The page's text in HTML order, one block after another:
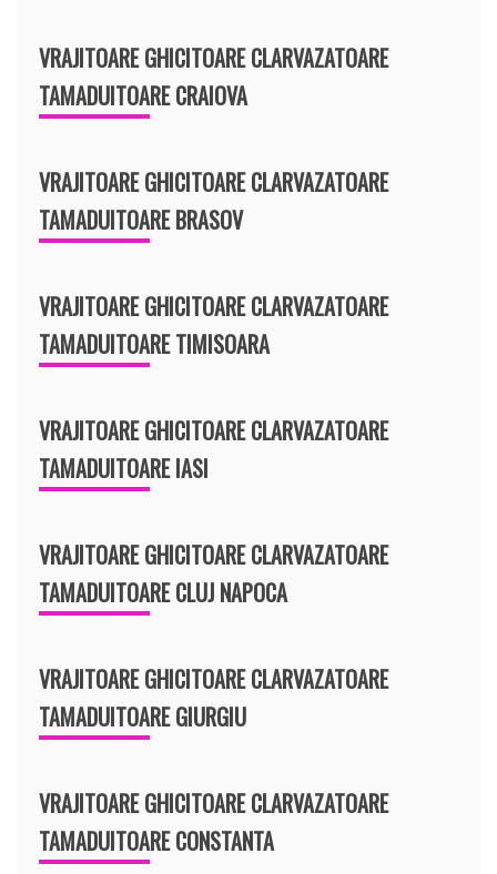
VRAJITOARE GHICITOARE CLARVAZATOARE
TAMADUITOARE CRAIOVA
VRAJITOARE GHICITOARE CLARVAZATOARE
TAMADUITOARE BRASOV
VRAJITOARE GHICITOARE CLARVAZATOARE
TAMADUITOARE TIMISOARA
VRAJITOARE GHICITOARE CLARVAZATOARE
TAMADUITOARE IASI
VRAJITOARE GHICITOARE CLARVAZATOARE
TAMADUITOARE CLUJ NAPOCA
VRAJITOARE GHICITOARE CLARVAZATOARE
TAMADUITOARE GIURGIU
VRAJITOARE GHICITOARE CLARVAZATOARE
TAMADUITOARE CONSTANTA